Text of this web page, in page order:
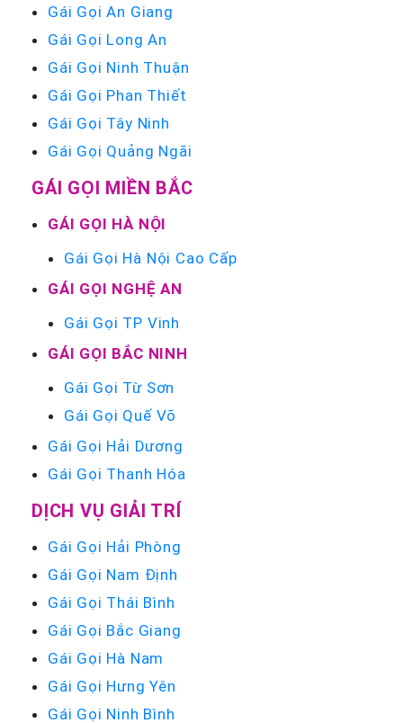
Gái Gọi An Giang
Gái Gọi Long An
Gái Gọi Ninh Thuận
Gái Gọi Phan Thiết
Gái Gọi Tây Ninh
Gái Gọi Quảng Ngãi
GÁI GỌI MIỀN BẮC
GÁI GỌI HÀ NỘI
Gái Gọi Hà Nội Cao Cấp
GÁI GỌI NGHỆ AN
Gái Gọi TP Vinh
GÁI GỌI BẮC NINH
Gái Gọi Từ Sơn
Gái Gọi Quế Võ
Gái Gọi Hải Dương
Gái Gọi Thanh Hóa
DỊCH VỤ GIẢI TRÍ
Gái Gọi Hải Phòng
Gái Gọi Nam Định
Gái Gọi Thái Bình
Gái Gọi Bắc Giang
Gái Gọi Hà Nam
Gái Gọi Hưng Yên
Gái Gọi Ninh Bình